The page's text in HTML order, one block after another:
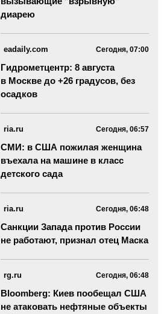
диарею
eadaily.com Сегодня, 07:00
Гидрометцентр: 8 августа
в Москве до +26 градусов, без
осадков
ria.ru Сегодня, 06:57
СМИ: в США пожилая женщина
въехала на машине в класс
детского сада
ria.ru Сегодня, 06:48
Санкции Запада против России
не работают, признал отец Маска
rg.ru Сегодня, 06:48
Bloomberg: Киев пообещал США
не атаковать нефтяные объекты